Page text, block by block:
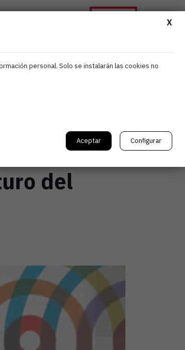
del
X
personal. Solo se instalarán las cookies no
Aceptar Configurar